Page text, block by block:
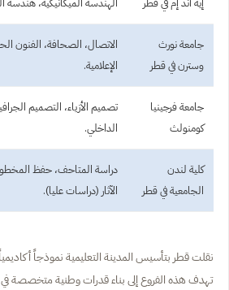
جامعة نورث
وسترن في قطر
الاتصال، الصحافة، الفنون
الإعلامية.
جامعة فرجينيا
كومنولث
تصميم الأزياء، التصميم
الداخلي.
كلية لندن
الجامعية في قطر
دراسة المتاحف، حفظ
الآثار (دراسات عليا).
نقلت قطر بتأسيس المدينة التعليمية نموذجاً
تهدف هذه الفروع إلى بناء قدرات وطنية متخصصة في